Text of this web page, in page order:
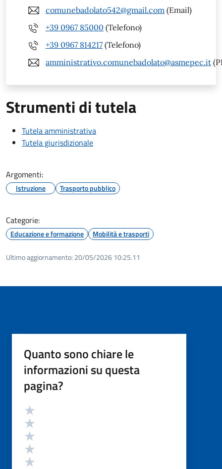
comunebadolato542@gmail.com (Email)
+39 0967 85000 (Telefono)
+39 0967 814217 (Telefono)
amministrativo.comunebadolato@asmepec.it
Strumenti di tutela
Tutela amministrativa
Tutela giurisdizionale
Argomenti:
Istruzione Trasporto pubblico
Categorie:
Educazione e formazione Mobilità e trasporti
Ultimo aggiornamento: 20/05/2026 10:25.11
Quanto sono chiare le
informazioni su questa
pagina?
Valutazione